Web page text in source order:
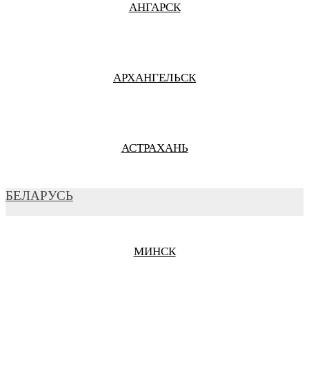
АНГАРСК
АРХАНГЕЛЬСК
АСТРАХАНЬ
БЕЛАРУСЬ
МИНСК